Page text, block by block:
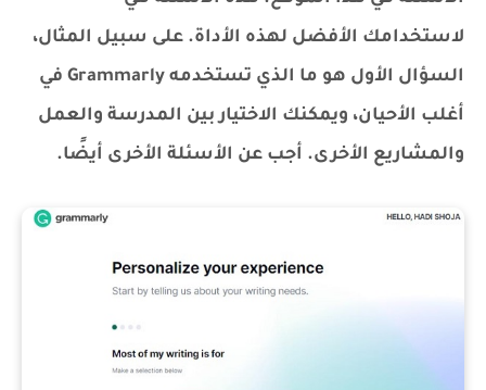
لاستخدامك الأفضل لهذه الأداة. على سبيل المثال،
السؤال الأول هو ما الذي تستخدمه Grammarly في
أغلب الأحيان، ويمكنك الاختيار بين المدرسة والعمل
والمشاريع الأخرى. أجب عن الأسئلة الأخرى أيضًا.